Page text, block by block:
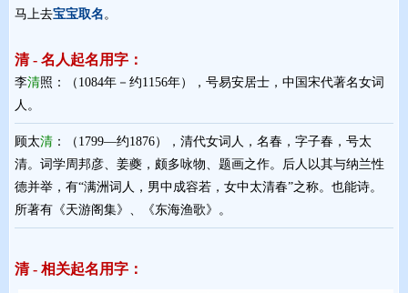
马上去宝宝取名。
清 - 名人起名用字：
李清照：（1084年－约1156年），号易安居士，中国宋代著名女词
人。
顾太清 ：（1799—约1876），清代女词人，名春，字子春，号太
清。词学周邦彦、姜夔，颇多咏物、题画之作。后人以其与纳兰性
德并举，有“满洲词人，男中成容若，女中太清春”之称。也能诗。
所著有《天游阁集》、《东海渔歌》。
清 - 相关起名用字：